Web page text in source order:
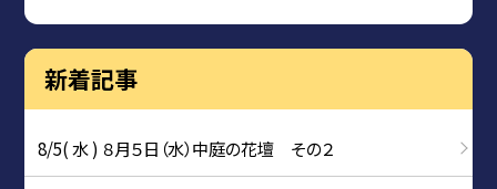
新着記事
8/5( 水 ) ８月５日（水）中庭の花壇 その２